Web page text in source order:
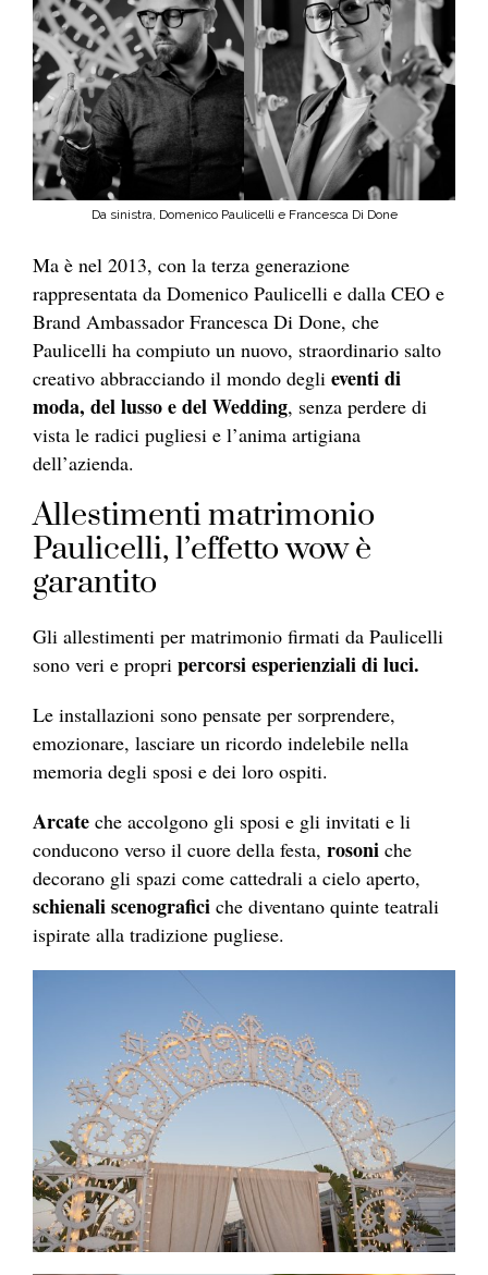
Da sinistra, Domenico Paulicelli e Francesca Di Done
Ma è nel 2013, con la terza generazione
rappresentata da Domenico Paulicelli e dalla CEO e
Brand Ambassador Francesca Di Done, che
Paulicelli ha compiuto un nuovo, straordinario salto
creativo abbracciando il mondo degli eventi di
moda, del lusso e del Wedding, senza perdere di
vista le radici pugliesi e l’anima artigiana
dell’azienda.
Allestimenti matrimonio
Paulicelli, l’effetto wow è
garantito
Gli allestimenti per matrimonio firmati da Paulicelli
sono veri e propri percorsi esperienziali di luci.
Le installazioni sono pensate per sorprendere,
emozionare, lasciare un ricordo indelebile nella
memoria degli sposi e dei loro ospiti.
Arcate che accolgono gli sposi e gli invitati e li
conducono verso il cuore della festa, rosoni che
decorano gli spazi come cattedrali a cielo aperto,
schienali scenografici che diventano quinte teatrali
ispirate alla tradizione pugliese.